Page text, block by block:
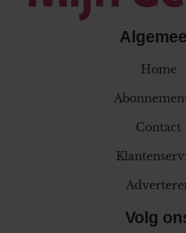
Home
Contact
Volg